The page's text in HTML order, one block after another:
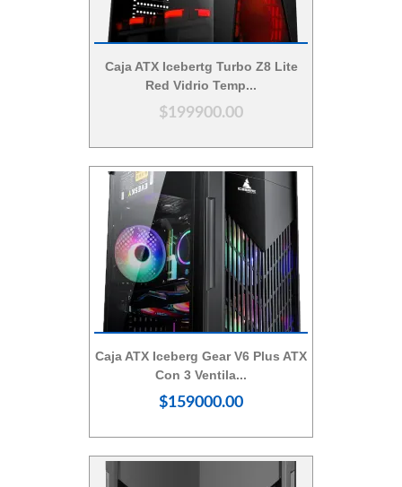
Vista Rápida
Caja ATX Icebertg Turbo Z8 Lite
Red Vidrio Temp...
$199900.00
Vista Rápida
Caja ATX Iceberg Gear V6 Plus ATX
Con 3 Ventila...
$159000.00